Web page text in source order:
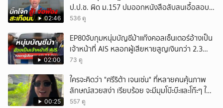
02:46
ป.ป.ช. ผิด ม.157 ปมออกหนังสือสับสนเอื้อสอบ
คดีซ้ำซ้อน
536 ดู
02:00
EP80จับกุมหนุ่มบัญชีม้าแก๊งคอลเซ็นเตอร์อ้างเป็น
เจ้าหน้าที่ AIS หลอกผู้เสียหายสูญเงินกว่า 2.3
ล้านบาท
73 ดู
00:25
ใครจะคิดว่า "ศรีริต้า เจนเซ่น" ที่หลายคนคุ้นภาพ
ลักษณ์สวยสง่า เรียบร้อย จะมีมุมโบ๊ะบ๊ะและโก๊ะๆ ให้
ได้อมยิ้มเหมือนกัน งานนี้ทำเอาแฟนๆ ทั้งเอ็นดูทั้ง
557 ดู